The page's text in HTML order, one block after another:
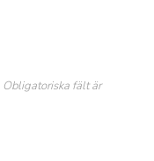
Obligatoriska fält är